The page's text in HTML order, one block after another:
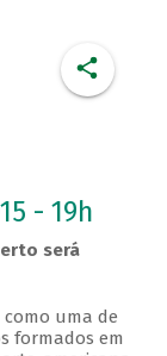
- 19h
será
como uma de
formados em